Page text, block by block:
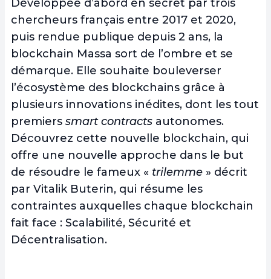
Développée d’abord en secret par trois
chercheurs français entre 2017 et 2020,
puis rendue publique depuis 2 ans, la
blockchain Massa sort de l’ombre et se
démarque. Elle souhaite bouleverser
l’écosystème des blockchains grâce à
plusieurs innovations inédites, dont les tout
premiers smart contracts autonomes.
Découvrez cette nouvelle blockchain, qui
offre une nouvelle approche dans le but
de résoudre le fameux « trilemme » décrit
par Vitalik Buterin, qui résume les
contraintes auxquelles chaque blockchain
fait face : Scalabilité, Sécurité et
Décentralisation.